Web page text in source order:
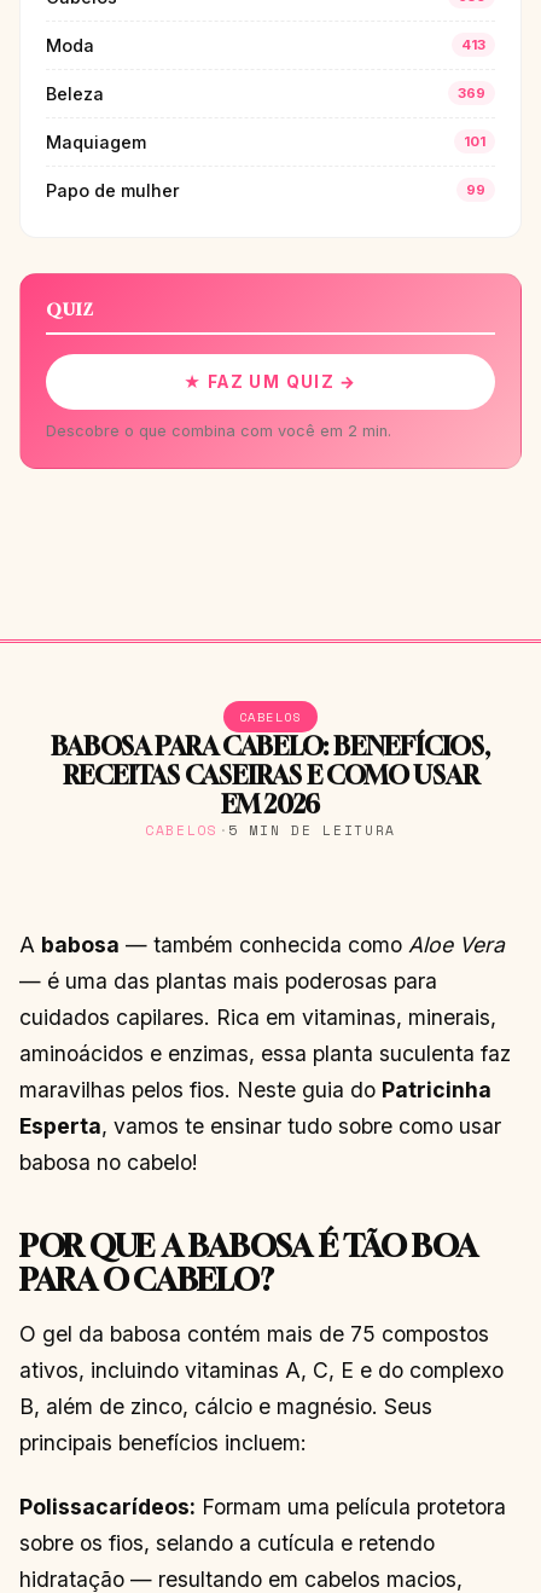
Moda 413
Beleza 369
Maquiagem 101
Papo de mulher 99
QUIZ
★ FAZ UM QUIZ →
Descobre o que combina com você em 2 min.
CABELOS
BABOSA PARA CABELO: BENEFÍCIOS,
RECEITAS CASEIRAS E COMO USAR
EM 2026
CABELOS · 5 MIN DE LEITURA
A babosa — também conhecida como Aloe Vera
— é uma das plantas mais poderosas para
cuidados capilares. Rica em vitaminas, minerais,
aminoácidos e enzimas, essa planta suculenta faz
maravilhas pelos fios. Neste guia do Patricinha
Esperta, vamos te ensinar tudo sobre como usar
babosa no cabelo!
POR QUE A BABOSA É TÃO BOA
PARA O CABELO?
O gel da babosa contém mais de 75 compostos
ativos, incluindo vitaminas A, C, E e do complexo
B, além de zinco, cálcio e magnésio. Seus
principais benefícios incluem:
Polissacarídeos: Formam uma película protetora
sobre os fios, selando a cutícula e retendo
hidratação — resultando em cabelos macios,